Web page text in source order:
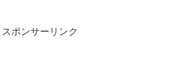
スポンサーリンク